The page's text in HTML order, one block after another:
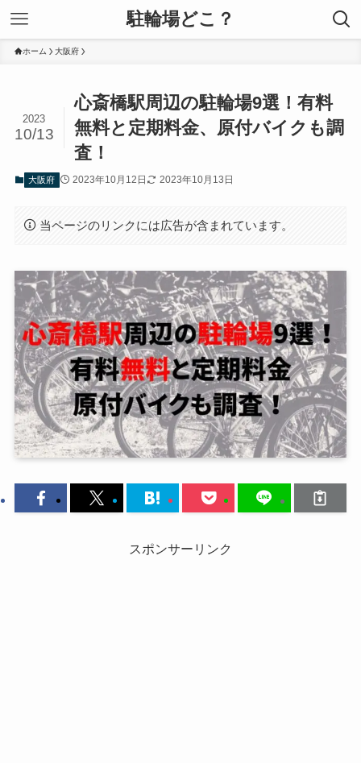
駐輪場どこ？
ホーム 大阪府
心斎橋駅周辺の駐輪場9選！有料
無料と定期料金、原付バイクも調
査！
2023
10/13
大阪府 2023年10月12日 2023年10月13日
当ページのリンクには広告が含まれています。
スポンサーリンク